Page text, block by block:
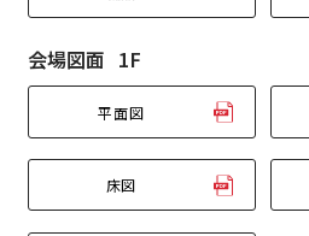
会場図面 1F
平面図
床図